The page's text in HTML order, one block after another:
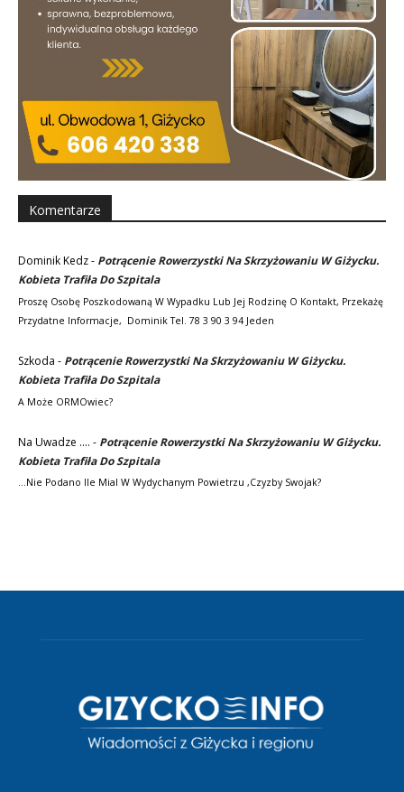
Komentarze
Dominik Kedz- Potrącenie Rowerzystki Na Skrzyżowaniu W Giżycku.
Kobieta Trafiła Do Szpitala
Proszę Osobę Poszkodowaną W Wypadku Lub Jej Rodzinę O Kontakt, Przekażę
Przydatne Informacje, Dominik Tel. 78 3 90 3 94 Jeden
Szkoda - Potrącenie Rowerzystki Na Skrzyżowaniu W Giżycku.
Kobieta Trafiła Do Szpitala
A Może ORMOwiec?
Na Uwadze .... - Potrącenie Rowerzystki Na Skrzyżowaniu W Giżycku.
Kobieta Trafiła Do Szpitala
...nie Podano Ile Mial W Wydychanym Powietrzu ,czyzby Swojak?